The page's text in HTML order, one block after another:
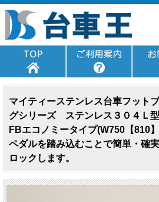
マイティーステンレス台車フット
グシリーズ ステンレス３０４Ｌ
FBエコノミータイプ(W750【810
ペダルを踏み込むことで簡単・確
ロックします。